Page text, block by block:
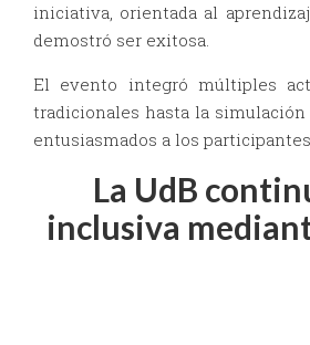
iniciativa, orientada al
demostró ser exitosa.
El evento integró múltiples
tradicionales hasta la
entusiasmados a los
La UdB
inclusiva